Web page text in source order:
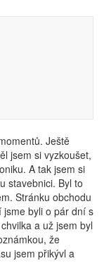
Ještě
jsem si vyzkoušet,
A tak jsem si
stavebnici. Byl to
Stránku obchodu
jsme byli o pár dní s
a už jsem byl
že
jsem přikývl a